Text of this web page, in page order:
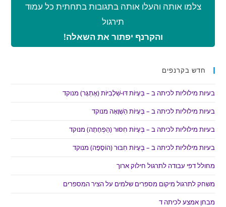
צלמו אותה והעלו אותה בתגובות בתחתית כל עמוד
תירגול
והקרנף יפתור את השאלה!
חדש בקרנפים
בעיות מילוליות לכיתה ב – בְּעָיוֹת דּוּ-שְׁלָבִיּוֹת (אֶתְגָּר) מנוקד
בעיות מילוליות לכיתה ב – בְּעָיוֹת הַשְׁוָאָה מנוקד
בעיות מילוליות לכיתה ב – בְּעָיוֹת חִסּוּר (הַפְחָתָה) מנוקד
בעיות מילוליות לכיתה ב – בְּעָיוֹת חִבּוּר (הוֹסָפָה) מנוקד
מחולל דפי עבודה לתרגול חילוק ארוך
משחק לתרגול מיקום מספרים שלמים על הציר המספרים
מבחן אמצע לכיתה ד